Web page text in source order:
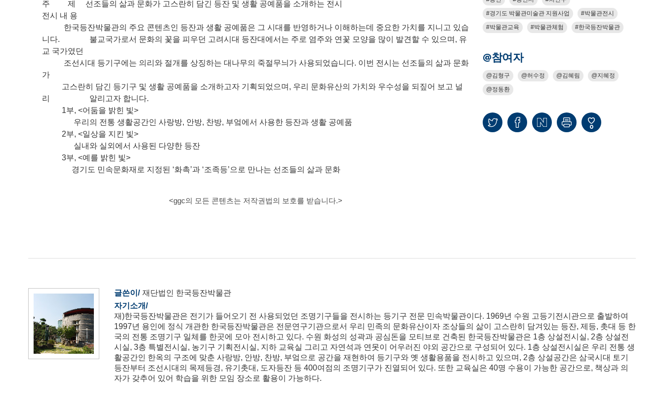
주 제 선조들의 삶과 문화가 고스란히 담긴 등잔 및 생활 공예품을 소개하는 전시
전시 내 용
한국등잔박물관의 주요 콘텐츠인 등잔과 생활 공예품은 그 시대를 반영하거나 이해하는데 중요한 가치를 지니고 있습
니다. 불교국가로서 문화의 꽃을 피우던 고려시대 등잔대에서는 주로 염주와 연꽃 모양을 많이 발견할 수 있으며, 유
교 국가였던
조선시대 등기구에는 의리와 절개를 상징하는 대나무의 죽절무늬가 사용되었습니다. 이번 전시는 선조들의 삶과 문화
가
고스란히 담긴 등기구 및 생활 공예품을 소개하고자 기획되었으며, 우리 문화유산의 가치와 우수성을 되짚어 보고 널
리 알리고자 합니다.
1부, <어둠을 밝힌 빛>
우리의 전통 생활공간인 사랑방, 안방, 찬방, 부엌에서 사용한 등잔과 생활 공예품
2부, <일상을 지킨 빛>
실내와 실외에서 사용된 다양한 등잔
3부, <예를 밝힌 빛>
경기도 민속문화재로 지정된 ‘화촉’과 ‘조족등’으로 만나는 선조들의 삶과 문화
<ggc의 모든 콘텐츠는 저작권법의 보호를 받습니다.>
경기도 박물관미술관 지원사업
박물관전시
박물관교육
박물관체험 한국등잔박물관
@참여자
김형구 허수정 김혜림
지혜정
정동환
0
글쓴이
재단법인 한국등잔박물관
자기소개
재)한국등잔박물관은 전기가 들어오기 전 사용되었던 조명기구들을 전시하는 등기구 전문 민속박물관이다. 1969년 수원 고등기전시관으로 출발하여
1997년 용인에 정식 개관한 한국등잔박물관은 전문연구기관으로서 우리 민족의 문화유산이자 조상들의 삶이 고스란히 담겨있는 등잔, 제등, 촛대 등 한
국의 전통 조명기구 일체를 한곳에 모아 전시하고 있다. 수원 화성의 성곽과 공심돈을 모티브로 건축된 한국등잔박물관은 1층 상설전시실, 2층 상설전
시실, 3층 특별전시실, 농기구 기획전시실, 지하 교육실 그리고 자연석과 연못이 어우러진 야외 공간으로 구성되어 있다. 1층 상설전시실은 우리 전통 생
활공간인 한옥의 구조에 맞춘 사랑방, 안방, 찬방, 부엌으로 공간을 재현하여 등기구와 옛 생활용품을 전시하고 있으며, 2층 상설공간은 삼국시대 토기
등잔부터 조선시대의 목제등경, 유기촛대, 도자등잔 등 400여점의 조명기구가 진열되어 있다. 또한 교육실은 40명 수용이 가능한 공간으로, 책상과 의
자가 갖추어 있어 학습을 위한 모임 장소로 활용이 가능하다.